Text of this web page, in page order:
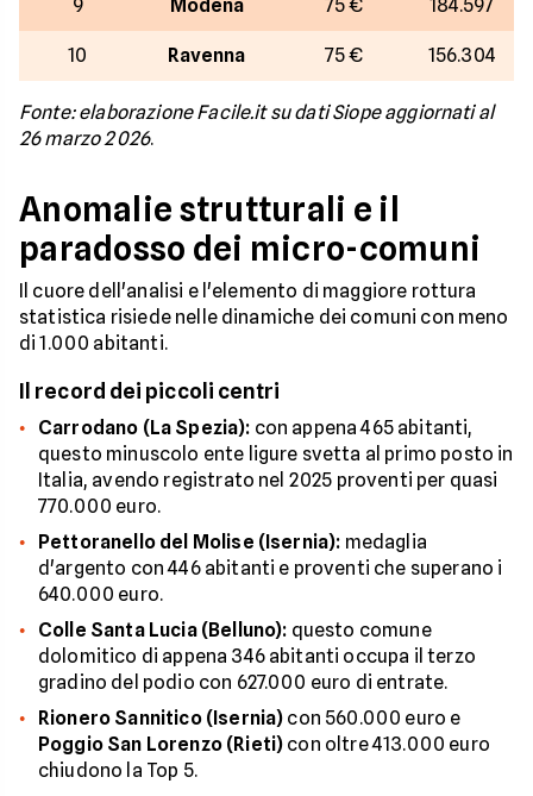
9 Modena 75 € 184.597
10 Ravenna 75 € 156.304
Fonte: elaborazione Facile.it su dati Siope aggiornati al
26 marzo 2026.
Anomalie strutturali e il
paradosso dei micro-comuni
Il cuore dell'analisi e l'elemento di maggiore rottura
statistica risiede nelle dinamiche dei comuni con meno
di 1.000 abitanti.
Il record dei piccoli centri
Carrodano (La Spezia): con appena 465 abitanti,
questo minuscolo ente ligure svetta al primo posto in
Italia, avendo registrato nel 2025 proventi per quasi
770.000 euro.
Pettoranello del Molise (Isernia): medaglia
d'argento con 446 abitanti e proventi che superano i
640.000 euro.
Colle Santa Lucia (Belluno): questo comune
dolomitico di appena 346 abitanti occupa il terzo
gradino del podio con 627.000 euro di entrate.
Rionero Sannitico (Isernia) con 560.000 euro e
Poggio San Lorenzo (Rieti) con oltre 413.000 euro
chiudono la Top 5.